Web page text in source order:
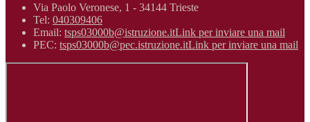
Via Paolo Veronese, 1 - 34144 Trieste
Tel: 040309406
Email: tsps03000b@istruzione.itLink per inviare una mail
PEC: tsps03000b@pec.istruzione.itLink per inviare una mail